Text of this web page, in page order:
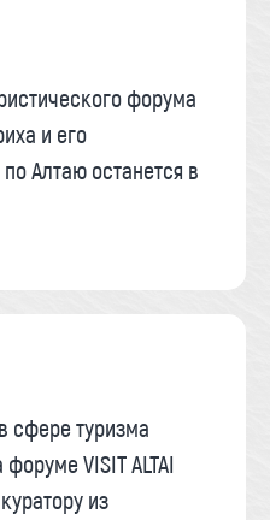
форума
и его
Алтаю останется в
сфере туризма
VISIT ALTAI
из